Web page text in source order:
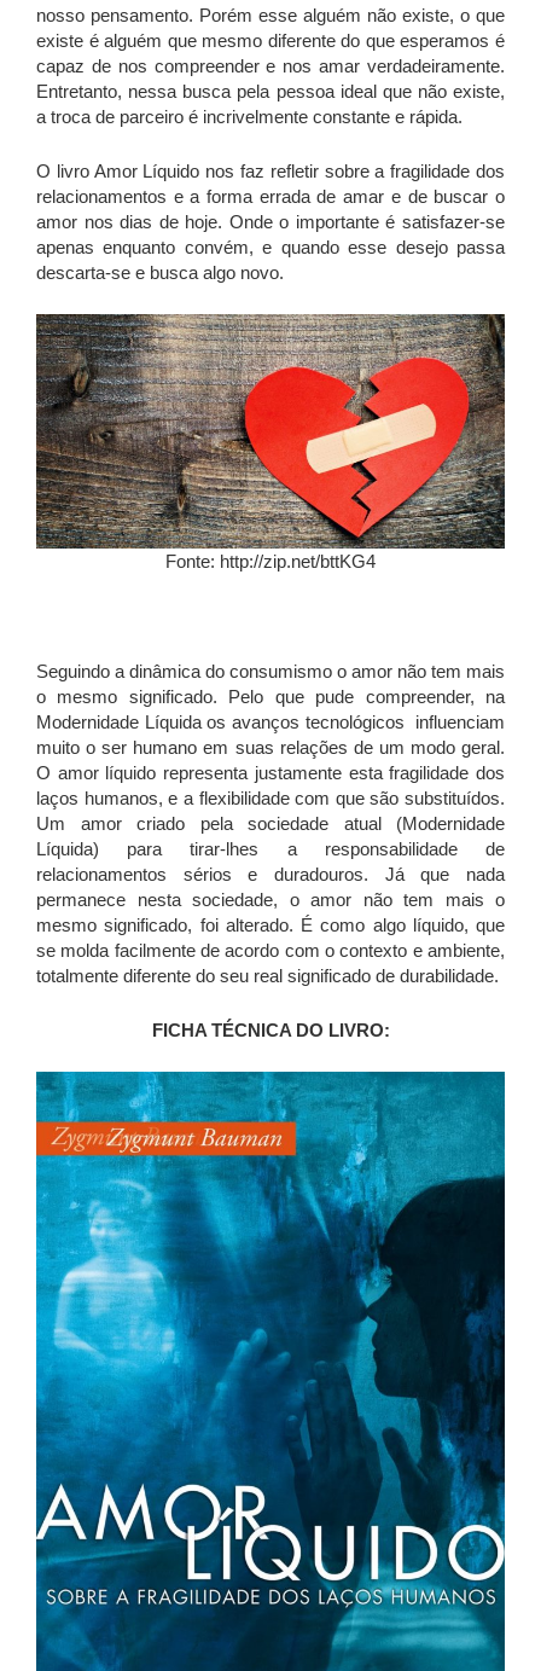
nosso pensamento. Porém esse alguém não existe, o que
existe é alguém que mesmo diferente do que esperamos é
capaz de nos compreender e nos amar verdadeiramente.
Entretanto, nessa busca pela pessoa ideal que não existe,
a troca de parceiro é incrivelmente constante e rápida.
O livro Amor Líquido nos faz refletir sobre a fragilidade dos
relacionamentos e a forma errada de amar e de buscar o
amor nos dias de hoje. Onde o importante é satisfazer-se
apenas enquanto convém, e quando esse desejo passa
descarta-se e busca algo novo.
Fonte: http://zip.net/bttKG4
Seguindo a dinâmica do consumismo o amor não tem mais
o mesmo significado. Pelo que pude compreender, na
Modernidade Líquida os avanços tecnológicos influenciam
muito o ser humano em suas relações de um modo geral.
O amor líquido representa justamente esta fragilidade dos
laços humanos, e a flexibilidade com que são substituídos.
Um amor criado pela sociedade atual (Modernidade
Líquida) para tirar-lhes a responsabilidade de
relacionamentos sérios e duradouros. Já que nada
permanece nesta sociedade, o amor não tem mais o
mesmo significado, foi alterado. É como algo líquido, que
se molda facilmente de acordo com o contexto e ambiente,
totalmente diferente do seu real significado de durabilidade.
FICHA TÉCNICA DO LIVRO: